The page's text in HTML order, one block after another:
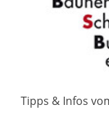
Tipps & Infos